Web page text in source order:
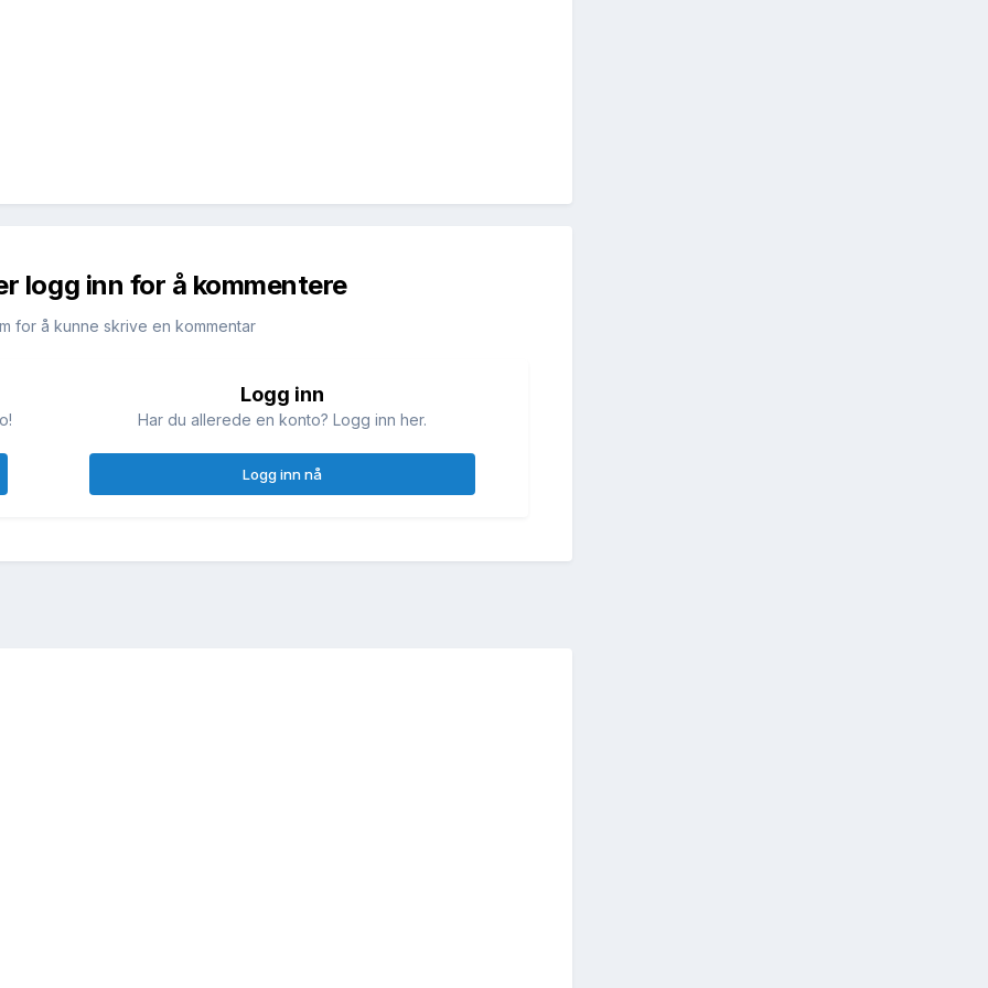
logg inn for å kommentere
for å kunne skrive en kommentar
Logg inn
Har du allerede en konto? Logg inn her.
Logg inn nå